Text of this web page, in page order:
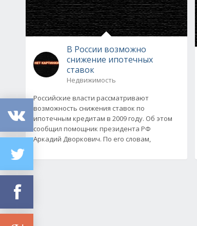
В России возможно
снижение ипотечных
ставок
Недвижимость
Российские власти рассматривают
возможность снижения ставок по
ипотечным кредитам в 2009 году. Об этом
сообщил помощник президента РФ
Аркадий Дворкович. По его словам,